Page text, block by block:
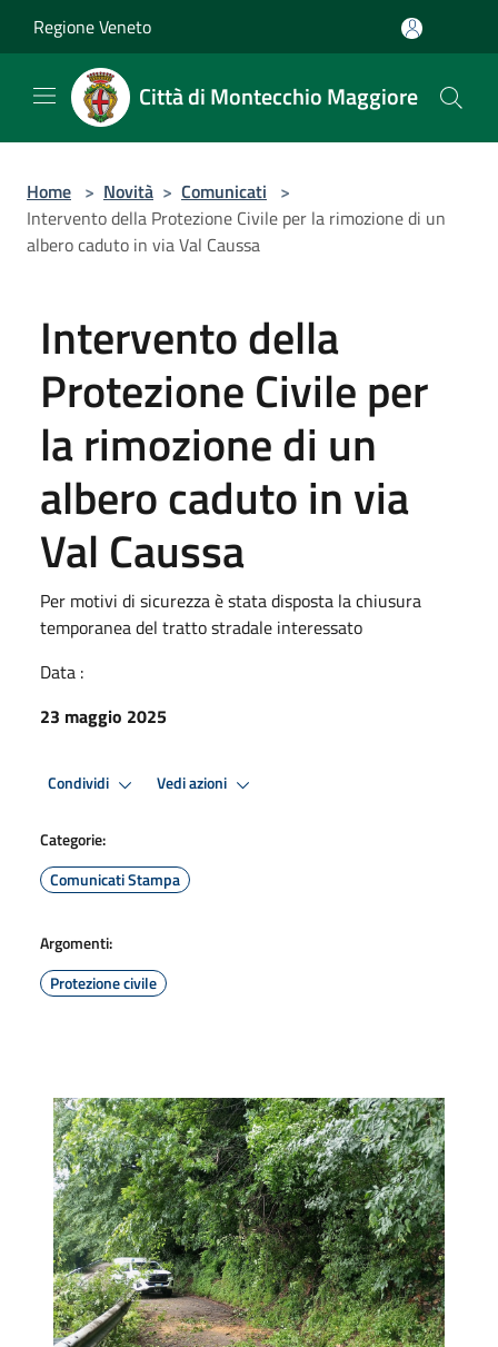
Regione Veneto
Città di Montecchio Maggiore
Home > Novità > Comunicati >
Intervento della Protezione Civile per la rimozione di un
albero caduto in via Val Caussa
Intervento della
Protezione Civile per
la rimozione di un
albero caduto in via
Val Caussa
Per motivi di sicurezza è stata disposta la chiusura
temporanea del tratto stradale interessato
Data :
23 maggio 2025
Condividi Vedi azioni
Categorie:
Comunicati Stampa
Argomenti:
Protezione civile